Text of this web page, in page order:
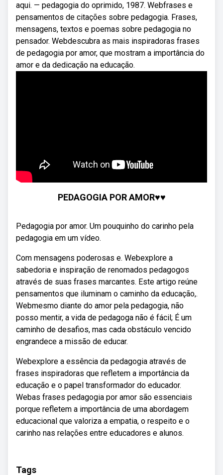
aqui. — pedagogia do oprimido, 1987. Webfrases e
pensamentos de citações sobre pedagogia. Frases,
mensagens, textos e poemas sobre pedagogia no
pensador. Webdescubra as mais inspiradoras frases
de pedagogia por amor, que mostram a importância do
amor e da dedicação na educação.
PEDAGOGIA POR AMOR♥️♥️
Pedagogia por amor. Um pouquinho do carinho pela
pedagogia em um vídeo.
Com mensagens poderosas e. Webexplore a
sabedoria e inspiração de renomados pedagogos
através de suas frases marcantes. Este artigo reúne
pensamentos que iluminam o caminho da educação,.
Webmesmo diante do amor pela pedagogia, não
posso mentir, a vida de pedagoga não é fácil; É um
caminho de desafios, mas cada obstáculo vencido
engrandece a missão de educar.
Webexplore a essência da pedagogia através de
frases inspiradoras que refletem a importância da
educação e o papel transformador do educador.
Webas frases pedagogia por amor são essenciais
porque refletem a importância de uma abordagem
educacional que valoriza a empatia, o respeito e o
carinho nas relações entre educadores e alunos.
Tags